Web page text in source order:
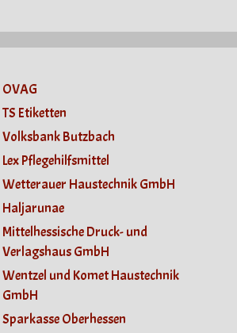
OVAG
TS Etiketten
Volksbank Butzbach
Lex Pflegehilfsmittel
Wetterauer Haustechnik GmbH
Haljarunae
Mittelhessische Druck- und
Verlagshaus GmbH
Wentzel und Komet Haustechnik
GmbH
Sparkasse Oberhessen